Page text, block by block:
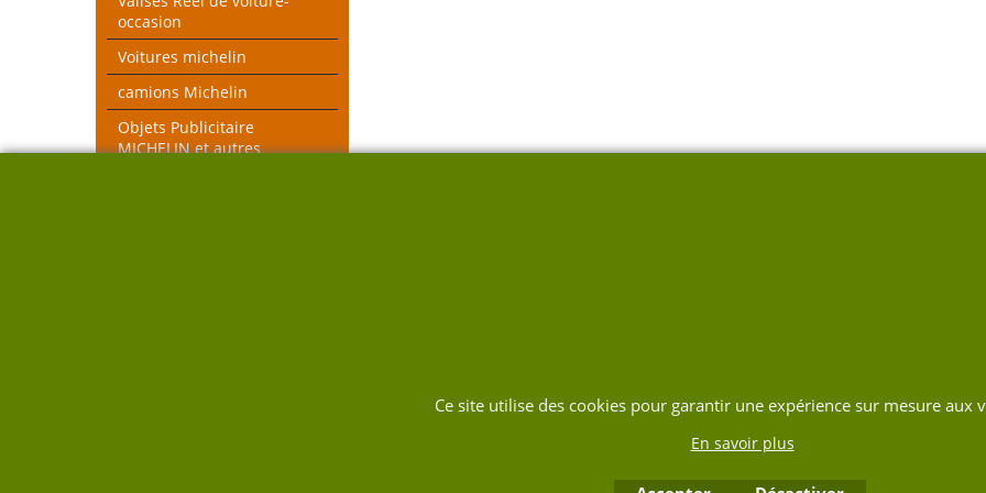
occasion
Voitures michelin
camions Michelin
Objets Publicitaire
MICHELIN et autres
Ce site utilise des cookies pour garantir une expérience sur mesure aux
En savoir plus